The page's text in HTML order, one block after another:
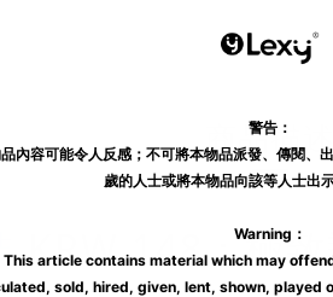
送貨及付款
商品描述
KRW 148：極